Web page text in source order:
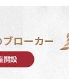
ローカー
開設